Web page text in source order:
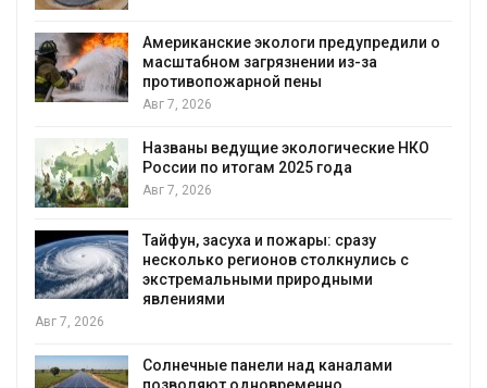
Панамский канал вновь ограничивает
загрузку судов из-за дефицита пресной
воды
В китайской провинции Шэньси из-за
паводков эвакуировали более 140 тыс.
человек
МЕГА и ВкусВилл установили
экообменники для сбора вторсырья
Авг 6, 2026
Учёные предложили получать питьевую
воду из воздуха с помощью ветра